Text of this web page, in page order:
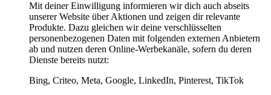
Mit deiner Einwilligung informieren wir dich auch abseits
unserer Website über Aktionen und zeigen dir relevante
Produkte. Dazu gleichen wir deine verschlüsselten
personenbezogenen Daten mit folgenden externen Anbietern
ab und nutzen deren Online-Werbekanäle, sofern du deren
Dienste bereits nutzt:
Bing, Criteo, Meta, Google, LinkedIn, Pinterest, TikTok